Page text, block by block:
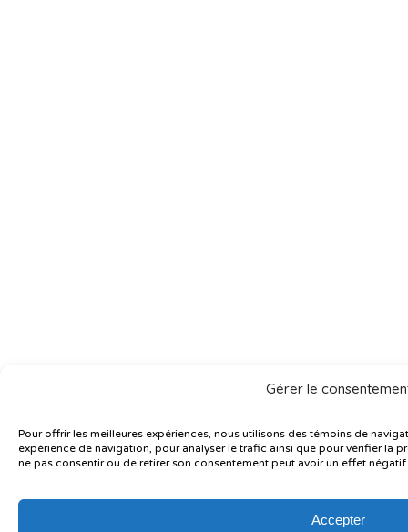
Gérer le
Pour offrir les meilleures expériences, nous utilisons des témoins de
expérience de navigation, pour analyser le trafic ainsi que pour vérifier la
ne pas consentir ou de retirer son consentement peut avoir un effet
Accepter